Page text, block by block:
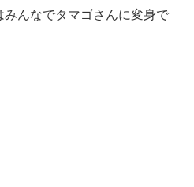
んなでタマゴさんに変身で